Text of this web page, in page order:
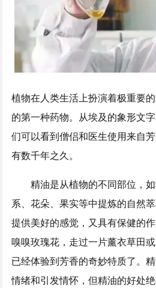
植物在人类生活上扮演着极重要
的第一种药物。从埃及的象形文
们可以看到僧侣和医生使用来自
有数千年之久。
精油是从植物的不同部位，
系、花朵、果实等中提炼的自然
提供美好的感觉，又具有保健的
嗅嗅玫瑰花，走过一片薰衣草田
已经体验到芳香的奇妙特质了。
情绪和引发情怀，但精油的好处